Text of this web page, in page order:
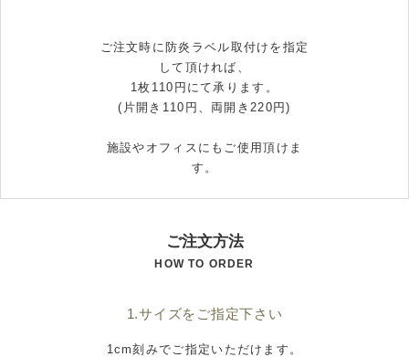
ご注文方法
HOW TO ORDER
1.サイズをご指定下さい
1cm刻みでご指定いただけます。
ご注文時に防炎ラベル取付けを指定
して頂ければ、
1枚110円にて承ります。
(片開き110円、両開き220円)
施設やオフィスにもご使用頂けま
す。